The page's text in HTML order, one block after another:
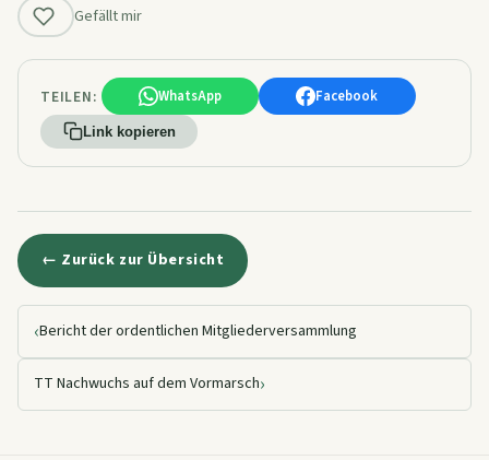
Gefällt mir
TEILEN: WhatsApp Facebook
Link kopieren
← Zurück zur Übersicht
‹Bericht der ordentlichen Mitgliederversammlung
TT Nachwuchs auf dem Vormarsch›